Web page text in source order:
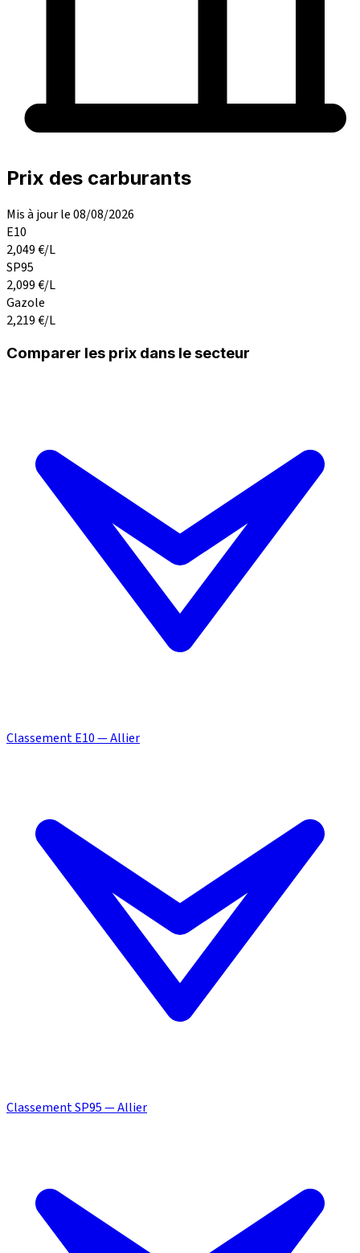
Prix des carburants
Mis à jour le 08/08/2026
E10
2,049€/L
SP95
2,099€/L
Gazole
2,219€/L
Comparer les prix dans le secteur
Classement E10 — Allier
Classement SP95 — Allier